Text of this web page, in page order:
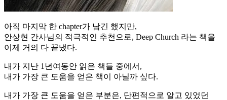
아직 마지막 한 chapter가 남긴 했지만,
안상현 간사님의 적극적인 추천으로, Deep Church 라는 책을
이제 거의 다 끝냈다.
내가 지난 1년여동안 읽은 책들 중에서,
내가 가장 큰 도움을 얻은 책이 아닐까 싶다.
내가 가장 큰 도움을 얻은 부분은, 단편적으로 알고 있었던